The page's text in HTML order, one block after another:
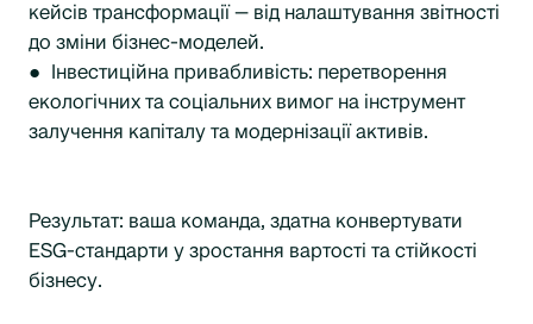
кейсів трансформації — від налаштування звітності
до зміни бізнес-моделей.
● Інвестиційна привабливість: перетворення
екологічних та соціальних вимог на інструмент
залучення капіталу та модернізації активів.
Результат: ваша команда, здатна конвертувати
ESG-стандарти у зростання вартості та стійкості
бізнесу.